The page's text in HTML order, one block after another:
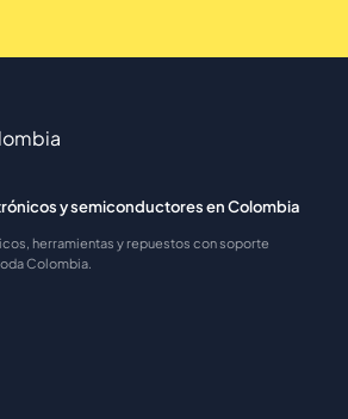
y semiconductores en Colombia
herramientas y repuestos con soporte
Colombia.